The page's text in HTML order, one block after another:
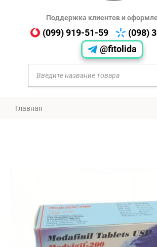
Поддержка клиентов и
(099) 919-51-59
(098)
@fitolida
Главная